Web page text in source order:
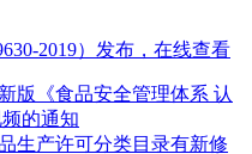
2019）发布，在线查看
版《食品安全管理体系 认
的通知
生产许可分类目录有新修